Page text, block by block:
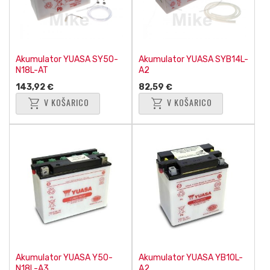
Akumulator YUASA SY50-
N18L-AT
143,92 €
shopping_cart V KOŠARICO
Akumulator YUASA SYB14L-
A2
82,59 €
shopping_cart V KOŠARICO
Akumulator YUASA Y50-
Akumulator YUASA YB10L-